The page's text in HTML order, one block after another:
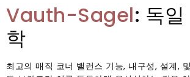
Vauth-Sagel: 독
학
최고의 매직 코너 밸런스 기능, 내구성, 설계,